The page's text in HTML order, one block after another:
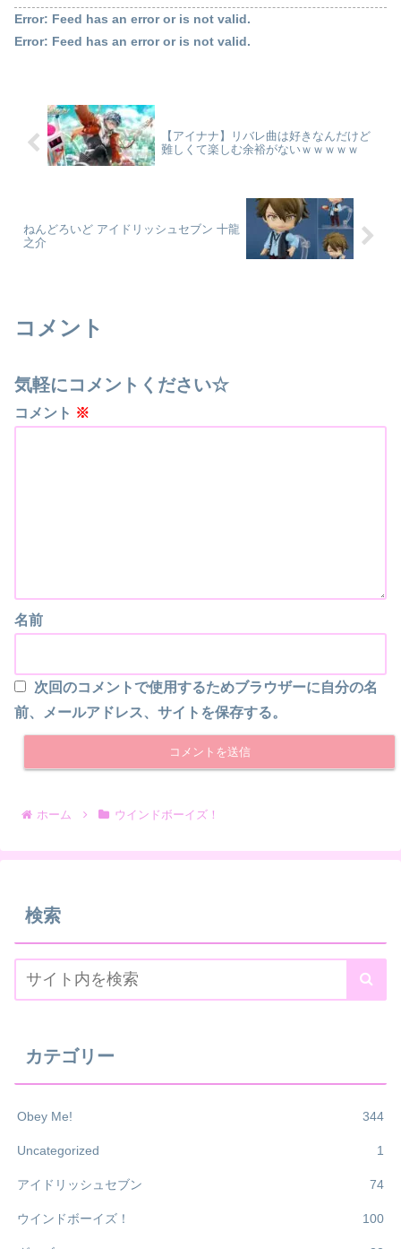
Error: Feed has an error or is not valid.
Error: Feed has an error or is not valid.
【アイナナ】リバレ曲は好きなんだけど
難しくて楽しむ余裕がないｗｗｗｗｗ
ねんどろいど アイドリッシュセブン 十龍
之介
コメント
気軽にコメントください☆
コメント ※
名前
次回のコメントで使用するためブラウザーに自分の名
前、メールアドレス、サイトを保存する。
ホーム ウインドボーイズ！
検索
カテゴリー
Obey Me! 344
Uncategorized 1
アイドリッシュセブン 74
ウインドボーイズ！ 100